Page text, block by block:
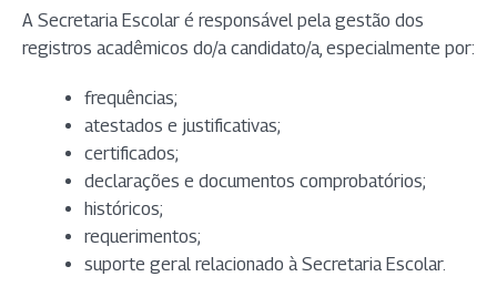
A Secretaria Escolar é responsável pela gestão dos
registros acadêmicos do/a candidato/a, especialmente por:
frequências;
atestados e justificativas;
certificados;
declarações e documentos comprobatórios;
históricos;
requerimentos;
suporte geral relacionado à Secretaria Escolar.